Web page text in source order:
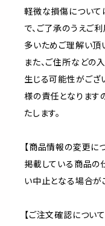
軽微な損傷について
で、ご了承のうえご
多いためご理解い頂
また、ご住所などの
生じる可能性がござ
様の責任となります
たします。
【商品情報の変更に
掲載している商品の
い中止となる場合が
【ご注文確認について